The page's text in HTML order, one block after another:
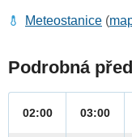
Meteostanice (
Podrobná
02:00 03:00